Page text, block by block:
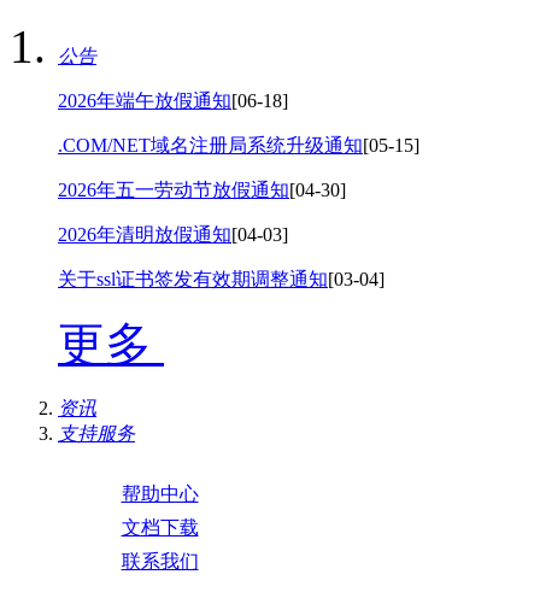
公告
2026年端午放假通知[06-18]
.COM/NET域名注册局系统升级通知[05-15]
2026年五一劳动节放假通知[04-30]
2026年清明放假通知[04-03]
关于ssl证书签发有效期调整通知[03-04]
更多
资讯
支持服务
帮助中心
文档下载
联系我们